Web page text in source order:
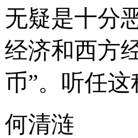
无疑是十分
经济和西方
币”。听任
何清涟